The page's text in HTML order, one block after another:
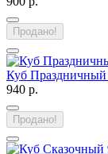
Продано!
Куб Праздничный
940 р.
Продано!